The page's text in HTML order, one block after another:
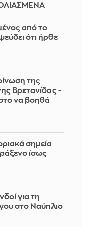
από το
ότι ήρθε
της
Βρετανίδας -
να βοηθά
σημεία
ίσως
για τη
στο Ναύπλιο